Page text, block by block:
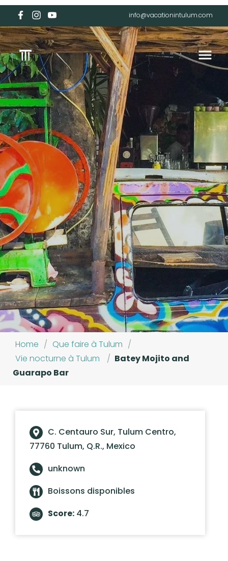
info@vacationintulum.com
Home / Que faire à Tulum /
Vie nocturne à Tulum
/ Batey Mojito and
Guarapo Bar
C. Centauro Sur, Tulum Centro,
77760 Tulum, Q.R., Mexico
unknown
Boissons disponibles
Score: 4.7